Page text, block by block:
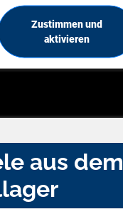
Zustimmen und
aktivieren
aus dem